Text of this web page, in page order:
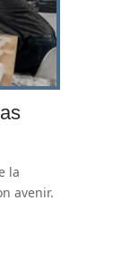
la
avenir.